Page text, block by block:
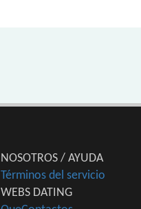
NOSOTROS / AYUDA
Términos del servicio
WEBS DATING